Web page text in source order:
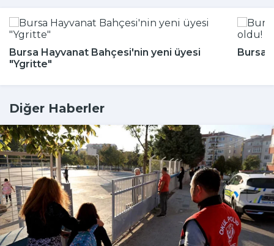
Bursa Hayvanat Bahçesi'nin yeni üyesi
"Ygritte"
Diğer Haberler